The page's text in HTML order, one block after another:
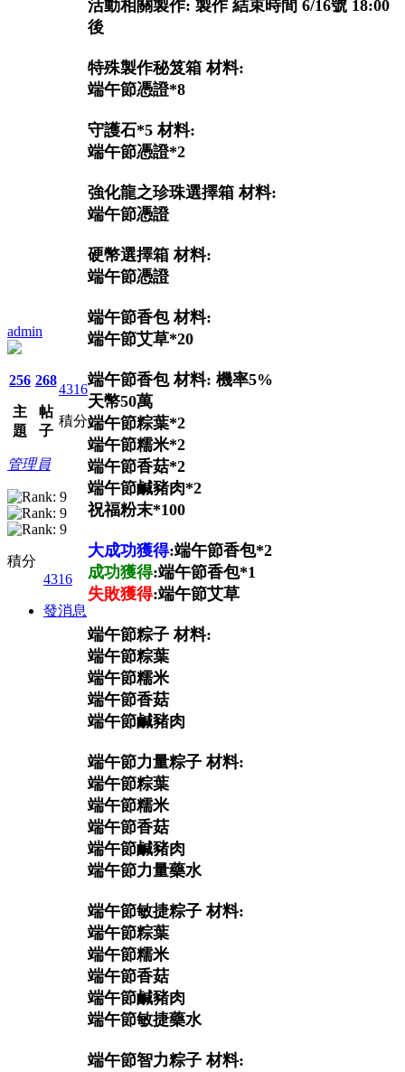
admin
256
主
題
268
帖
子
4316
積分
管理員
積分
4316
發消息
活動相關製作: 製作 結束時間 6/16號 18:00
後
特殊製作秘笈箱 材料:
端午節憑證*8
守護石*5 材料:
端午節憑證*2
強化龍之珍珠選擇箱 材料:
端午節憑證
硬幣選擇箱 材料:
端午節憑證
端午節香包 材料:
端午節艾草*20
端午節香包 材料: 機率5%
天幣50萬
端午節粽葉*2
端午節糯米*2
端午節香菇*2
端午節鹹豬肉*2
祝福粉末*100
大成功獲得:端午節香包*2
成功獲得:端午節香包*1
失敗獲得:端午節艾草
端午節粽子 材料:
端午節粽葉
端午節糯米
端午節香菇
端午節鹹豬肉
端午節力量粽子 材料:
端午節粽葉
端午節糯米
端午節香菇
端午節鹹豬肉
端午節力量藥水
端午節敏捷粽子 材料:
端午節粽葉
端午節糯米
端午節香菇
端午節鹹豬肉
端午節敏捷藥水
端午節智力粽子 材料: